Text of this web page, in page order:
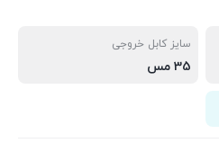
سایز کابل خروجی
35 مس